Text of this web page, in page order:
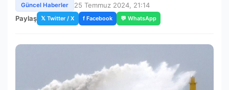
Güncel Haberler
25 Temmuz 2024, 21:14
Paylaş 𝕏 Twitter / X f Facebook 💬 WhatsApp